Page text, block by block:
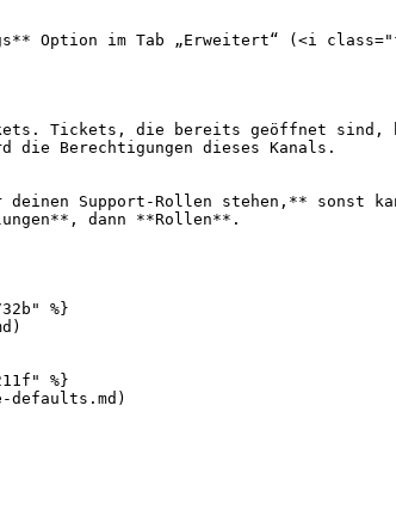
Option im Tab „Erweitert“ (<i
Tickets, die bereits geöffnet sind,
die Berechtigungen dieses Kanals.
Support-Rollen stehen,** sonst
dann **Rollen**.
%}
%}
defaults.md)